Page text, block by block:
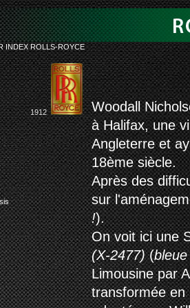
rolls-royce
INDEX ROLLS-ROYCE
1912
Woodall
à Halifax, une
Angleterre et
18ème siècle.
Après des
sur
!).
On voit ici une
(X-2477)(
Limousine par
transformée en